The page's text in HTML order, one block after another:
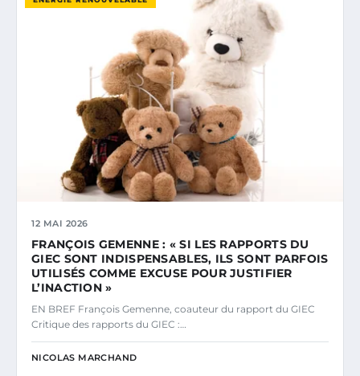
12 MAI 2026
FRANÇOIS GEMENNE : « SI LES RAPPORTS DU
GIEC SONT INDISPENSABLES, ILS SONT PARFOIS
UTILISÉS COMME EXCUSE POUR JUSTIFIER
L’INACTION »
EN BREF François Gemenne, coauteur du rapport du GIEC
Critique des rapports du GIEC :…
NICOLAS MARCHAND